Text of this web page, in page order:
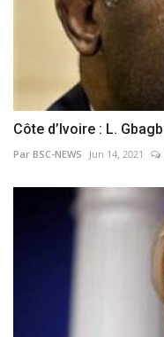
Côte d’Ivoire : L.
Par BSC-NEWS Jun 14, 2021